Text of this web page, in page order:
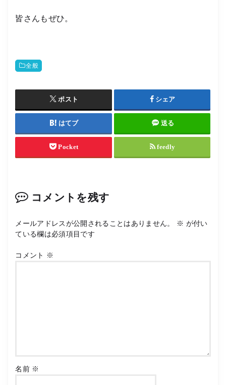
皆さんもぜひ。
全般
ポスト シェア
はてブ 送る
Pocket feedly
コメントを残す
メールアドレスが公開されることはありません。 ※ が付い
ている欄は必須項目です
コメント ※
名前 ※